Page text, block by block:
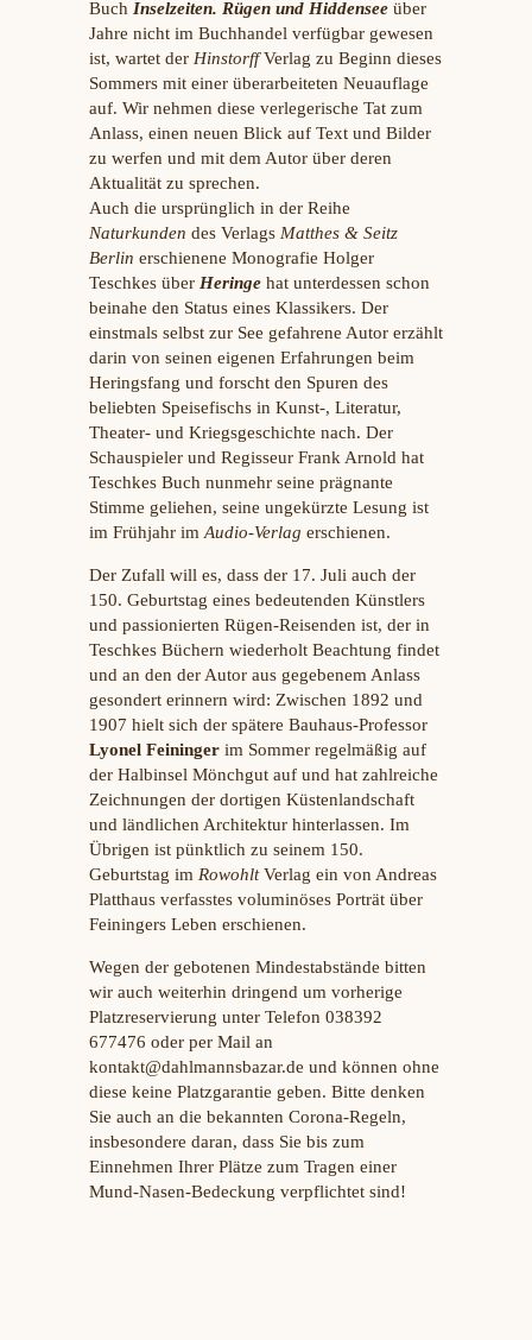
Buch Inselzeiten. Rügen und Hiddenseeüber
Jahre nicht im Buchhandel verfügbar gewesen
ist, wartet der HinstorffVerlag zu Beginn dieses
Sommers mit einer überarbeiteten Neuauflage
auf. Wir nehmen diese verlegerische Tat zum
Anlass, einen neuen Blick auf Text und Bilder
zu werfen und mit dem Autor über deren
Aktualität zu sprechen.
Auch die ursprünglich in der Reihe
Naturkunden des Verlags Matthes & Seitz
Berlin erschienene Monografie Holger
Teschkes über Heringehat unterdessen schon
beinahe den Status eines Klassikers. Der
einstmals selbst zur See gefahrene Autor erzählt
darin von seinen eigenen Erfahrungen beim
Heringsfang und forscht den Spuren des
beliebten Speisefischs in Kunst-, Literatur,
Theater- und Kriegsgeschichte nach. Der
Schauspieler und Regisseur Frank Arnold hat
Teschkes Buch nunmehr seine prägnante
Stimme geliehen, seine ungekürzte Lesung ist
im Frühjahr im Audio-Verlag erschienen.
Der Zufall will es, dass der 17. Juli auch der
150. Geburtstag eines bedeutenden Künstlers
und passionierten Rügen-Reisenden ist, der in
Teschkes Büchern wiederholt Beachtung findet
und an den der Autor aus gegebenem Anlass
gesondert erinnern wird: Zwischen 1892 und
1907 hielt sich der spätere Bauhaus-Professor
Lyonel Feiningerim Sommer regelmäßig auf
der Halbinsel Mönchgut auf und hat zahlreiche
Zeichnungen der dortigen Küstenlandschaft
und ländlichen Architektur hinterlassen. Im
Übrigen ist pünktlich zu seinem 150.
Geburtstag im RowohltVerlag ein von Andreas
Platthaus verfasstes voluminöses Porträt über
Feiningers Leben erschienen.
Wegen der gebotenen Mindestabstände bitten
wir auch weiterhin dringend um vorherige
Platzreservierung unter Telefon 038392
677476 oder per Mail an
kontakt@dahlmannsbazar.de und können ohne
diese keine Platzgarantie geben. Bitte denken
Sie auch an die bekannten Corona-Regeln,
insbesondere daran, dass Sie bis zum
Einnehmen Ihrer Plätze zum Tragen einer
Mund-Nasen-Bedeckung verpflichtet sind!